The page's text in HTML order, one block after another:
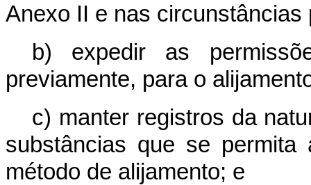
Anexo II e nas
b) expedir as
previamente, para o
c) manter registros da
substâncias que se
método de alijamento; e